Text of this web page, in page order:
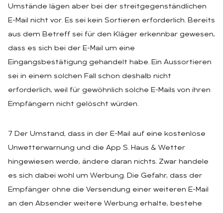
Umstände lägen aber bei der streitgegenständlichen
E-Mail nicht vor. Es sei kein Sortieren erforderlich. Bereits
aus dem Betreff sei für den Kläger erkennbar gewesen,
dass es sich bei der E-Mail um eine
Eingangsbestätigung gehandelt habe. Ein Aussortieren
sei in einem solchen Fall schon deshalb nicht
erforderlich, weil für gewöhnlich solche E-Mails von ihren
Empfängern nicht gelöscht würden.
7 Der Umstand, dass in der E-Mail auf eine kostenlose
Unwetterwarnung und die App S. Haus & Wetter
hingewiesen werde, ändere daran nichts. Zwar handele
es sich dabei wohl um Werbung. Die Gefahr, dass der
Empfänger ohne die Versendung einer weiteren E-Mail
an den Absender weitere Werbung erhalte, bestehe